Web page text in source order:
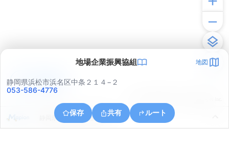
地場企業振興協組 地図
静岡県浜松市浜名区中条２１４−２
053-586-4776
保存 共有 ルート
静岡県浜松市浜名区内野
アプリで見る